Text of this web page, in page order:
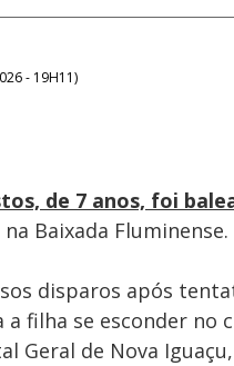
- 19H11)
de 7 anos, foi
na Baixada
disparos após
filha se esconder no
Geral de Nova